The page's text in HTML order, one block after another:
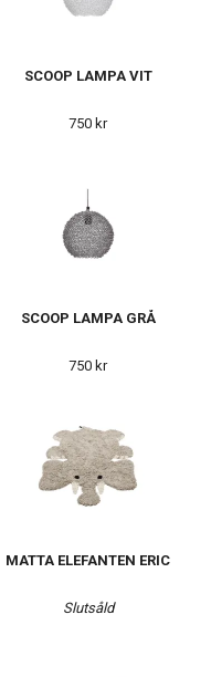
SCOOP LAMPA VIT
750 kr
SCOOP LAMPA GRÅ
750 kr
MATTA ELEFANTEN ERIC
Slutsåld